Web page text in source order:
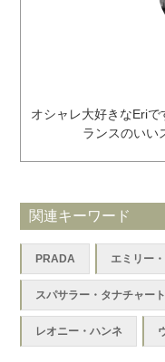
オシャレ大好きなEri
ランスのいい
関連キーワード
PRADA エミリー
スパサラー・タナチャート
レオニー・ハンネ